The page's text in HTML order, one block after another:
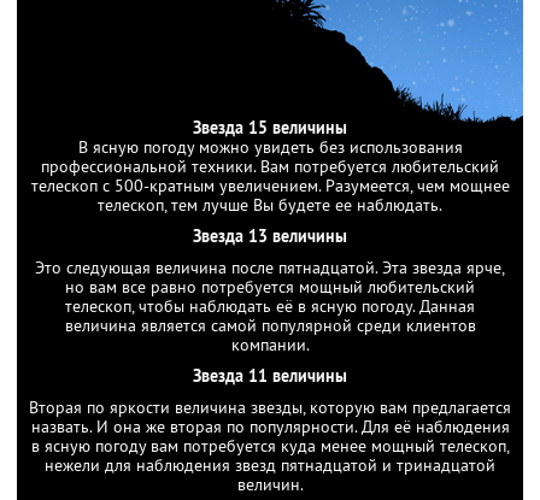
Звезда 15 величины
В ясную погоду можно увидеть без использования
профессиональной техники. Вам потребуется любительский
телескоп с 500-кратным увеличением. Разумеется, чем мощнее
телескоп, тем лучше Вы будете ее наблюдать.
Звезда 13 величины
Это следующая величина после пятнадцатой. Эта звезда ярче,
но вам все равно потребуется мощный любительский
телескоп, чтобы наблюдать её в ясную погоду. Данная
величина является самой популярной среди клиентов
компании.
Звезда 11 величины
Вторая по яркости величина звезды, которую вам предлагается
назвать. И она же вторая по популярности. Для её наблюдения
в ясную погоду вам потребуется куда менее мощный телескоп,
нежели для наблюдения звезд пятнадцатой и тринадцатой
величин.